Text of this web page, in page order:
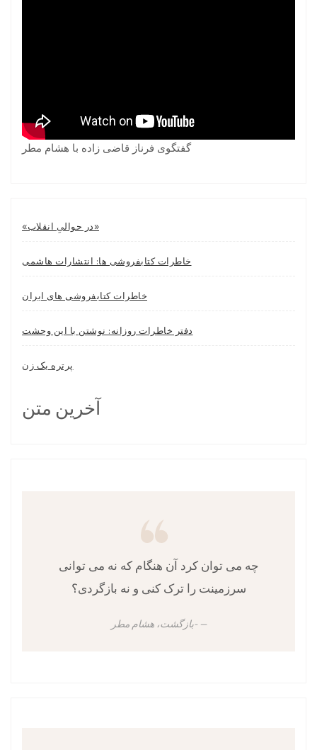
گفتگوی فرناز قاضی زاده با هشام مطر
«در حوالیِ انقلاب»
خاطرات کتابفروشی ها: انتشارات هاشمی
خاطرات کتابفروشی های ایران
دفتر خاطرات روزانه: نوشتن با این وحشت
پرتره یک زن
آخرین متن
چه می توان کرد آن هنگام که نه می توانی
سرزمینت را ترک کنی و نه بازگردی؟
-بازگشت، هشام مطر